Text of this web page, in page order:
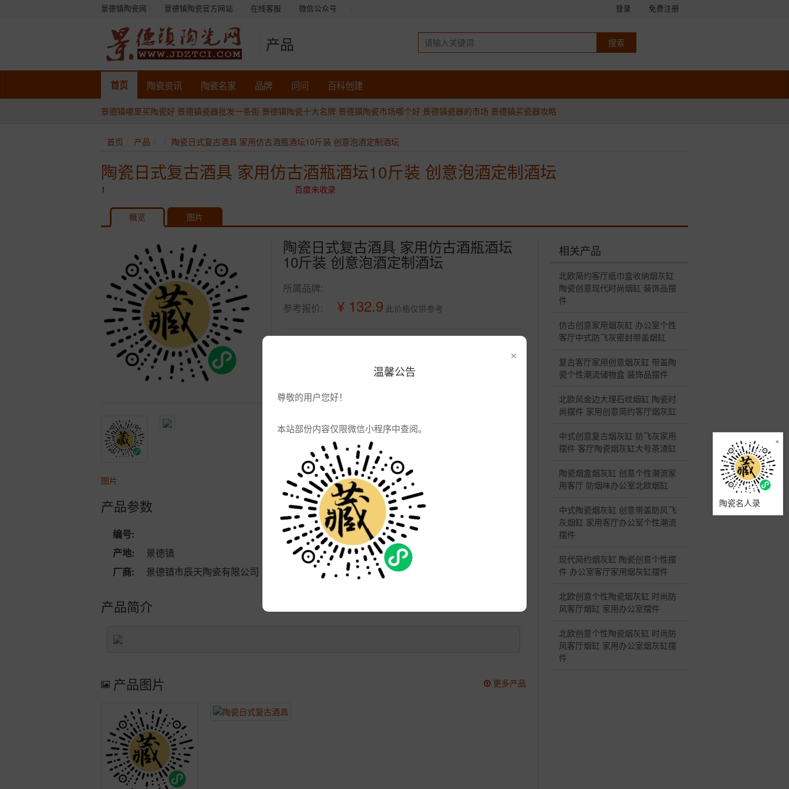
×
温馨公告
尊敬的用户您好！
本站部份内容仅限微信小程序中查阅。
景德镇陶瓷网 景德镇陶瓷官方网站 在线客服 微信公众号 登录 免费注册
产品
首页 陶瓷资讯 陶瓷名家 品牌 问问 百科创建
景德镇哪里买陶瓷好 景德镇瓷器批发一条街 景德镇陶瓷十大名牌 景德镇陶瓷市场哪个好 景德镇瓷器的市场 景德镇买瓷器攻略
×
陶瓷名人录
首页 产品 陶瓷日式复古酒具 家用仿古酒瓶酒坛10斤装 创意泡酒定制酒坛
陶瓷日式复古酒具 家用仿古酒瓶酒坛10斤装 创意泡酒定制酒坛
1 百度未收录
概览 图片
图片
陶瓷日式复古酒具 家用仿古酒瓶酒坛
10斤装 创意泡酒定制酒坛
所属品牌:
参考报价:
¥ 132.9 此价格仅供参考
产品参数
编号:
品牌:
产地:
景德镇 次数:
1958
厂商:
景德镇市辰天陶瓷有限公司 更新: 2021-05-14 16:23:18
产品简介
更多产品
产品图片
相关产品
北欧简约客厅纸巾盒收纳烟灰缸
陶瓷创意现代时尚烟缸 装饰品摆
件
仿古创意家用烟灰缸 办公室个性
客厅中式防飞灰密封带盖烟缸
复古客厅家用创意烟灰缸 带盖陶
瓷个性潮流储物盒 装饰品摆件
北欧风金边大理石纹烟缸 陶瓷时
尚摆件 家用创意简约客厅烟灰缸
中式创意复古烟灰缸 防飞灰家用
摆件 客厅陶瓷烟灰缸大号茶渣缸
陶瓷烟盒烟灰缸 创意个性潮流家
用客厅 防烟味办公室北欧烟缸
中式陶瓷烟灰缸 创意带盖防风飞
灰烟缸 家用客厅办公室个性潮流
摆件
现代简约烟灰缸 陶瓷创意个性摆
件 办公室客厅家用烟灰缸摆件
北欧创意个性陶瓷烟灰缸 时尚防
风客厅烟缸 家用办公室摆件
北欧创意个性陶瓷烟灰缸 时尚防
风客厅烟缸 家用办公室烟灰缸摆
件